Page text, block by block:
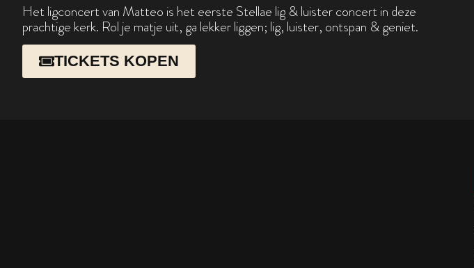
Het ligconcert van Matteo is het eerste Stellae lig & luister concert in deze
prachtige kerk. Rol je matje uit, ga lekker liggen; lig, luister, ontspan & geniet.
TICKETS KOPEN